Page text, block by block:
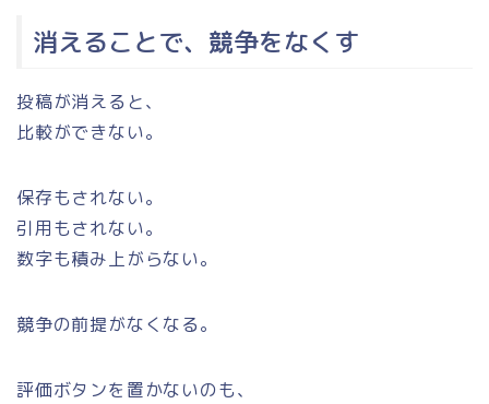
消えることで、競争をなくす
投稿が消えると、
比較ができない。
保存もされない。
引用もされない。
数字も積み上がらない。
競争の前提がなくなる。
評価ボタンを置かないのも、